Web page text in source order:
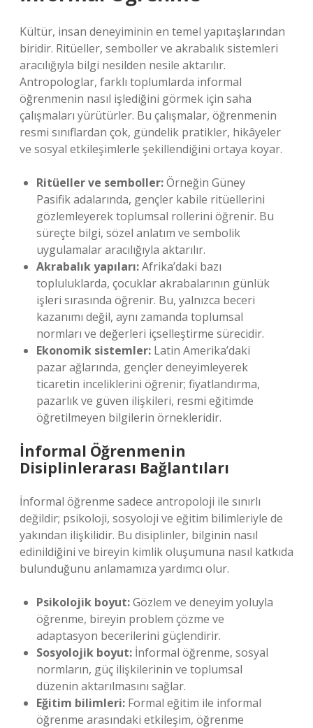
Kültür, insan deneyiminin en temel yapıtaşlarından
biridir. Ritüeller, semboller ve akrabalık sistemleri
aracılığıyla bilgi nesilden nesile aktarılır.
Antropologlar, farklı toplumlarda informal
öğrenmenin nasıl işlediğini görmek için saha
çalışmaları yürütürler. Bu çalışmalar, öğrenmenin
resmi sınıflardan çok, gündelik pratikler, hikâyeler
ve sosyal etkileşimlerle şekillendiğini ortaya koyar.
Ritüeller ve semboller:Örneğin Güney
Pasifik adalarında, gençler kabile ritüellerini
gözlemleyerek toplumsal rollerini öğrenir. Bu
süreçte bilgi, sözel anlatım ve sembolik
uygulamalar aracılığıyla aktarılır.
Akrabalık yapıları:Afrika’daki bazı
topluluklarda, çocuklar akrabalarının günlük
işleri sırasında öğrenir. Bu, yalnızca beceri
kazanımı değil, aynı zamanda toplumsal
normları ve değerleri içselleştirme sürecidir.
Ekonomik sistemler: Latin Amerika’daki
pazar ağlarında, gençler deneyimleyerek
ticaretin inceliklerini öğrenir; fiyatlandırma,
pazarlık ve güven ilişkileri, resmi eğitimde
öğretilmeyen bilgilerin örnekleridir.
İnformal Öğrenmenin
Disiplinlerarası Bağlantıları
İnformal öğrenme sadece antropoloji ile sınırlı
değildir; psikoloji, sosyoloji ve eğitim bilimleriyle de
yakından ilişkilidir. Bu disiplinler, bilginin nasıl
edinildiğini ve bireyin kimlik oluşumuna nasıl katkıda
bulunduğunu anlamamıza yardımcı olur.
Psikolojik boyut:Gözlem ve deneyim yoluyla
öğrenme, bireyin problem çözme ve
adaptasyon becerilerini güçlendirir.
Sosyolojik boyut: İnformal öğrenme, sosyal
normların, güç ilişkilerinin ve toplumsal
düzenin aktarılmasını sağlar.
Eğitim bilimleri: Formal eğitim ile informal
öğrenme arasındaki etkileşim, öğrenme